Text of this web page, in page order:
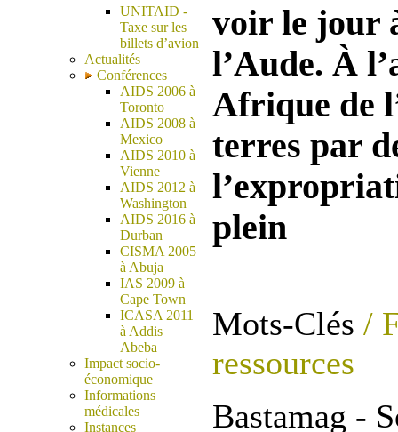
UNITAID -
Taxe sur les
billets d’avion
Actualités
Conférences
AIDS 2006 à
Toronto
AIDS 2008 à
Mexico
AIDS 2010 à
Vienne
AIDS 2012 à
Washington
AIDS 2016 à
Durban
CISMA 2005
à Abuja
IAS 2009 à
Cape Town
ICASA 2011
à Addis
Abeba
Impact socio-
économique
Informations
médicales
Instances
voir le jour
l’Aude. À
Afrique de
terres par
plein
Mots-Clés /
ressources
Bastamag -